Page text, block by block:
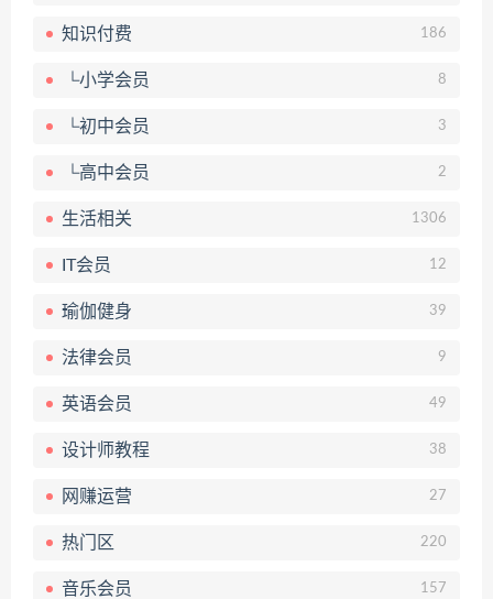
知识付费 186
└小学会员 8
└初中会员 3
└高中会员 2
生活相关 1306
IT会员 12
瑜伽健身 39
法律会员 9
英语会员 49
设计师教程 38
网赚运营 27
热门区 220
音乐会员 157